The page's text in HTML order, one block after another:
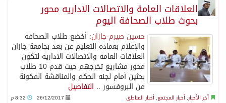
العلاقات العامة والاتصالات الاداريه محور
بحوث طلاب الصحافة اليوم
حسين صيرم-جازان: أخضع طلاب الصحافه
والإعلام بعماده التعليم عن بعد بجامعة جازان
العلاقات العامه والاتصالات الاداريه لتكون
محور مشاريع تخرجهم حيث قدم 10 طلاب
بحثين أمام لجنه الحكم والمناقشة المكونة
من البروفسور .. التفاصيل
آخر الأخبار, أخبار المجتمع, أخبار المناطق 26/12/2017